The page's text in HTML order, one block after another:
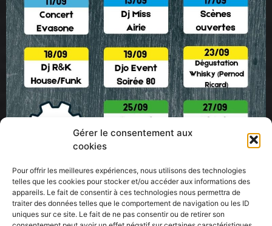
Gérer le consentement aux
cookies
Pour offrir les meilleures expériences, nous utilisons des technologies
telles que les cookies pour stocker et/ou accéder aux informations des
appareils. Le fait de consentir à ces technologies nous permettra de
traiter des données telles que le comportement de navigation ou les ID
uniques sur ce site. Le fait de ne pas consentir ou de retirer son
Prochain→
44 place Pierre Semard, Alès,
+33 4 66 43 66 24